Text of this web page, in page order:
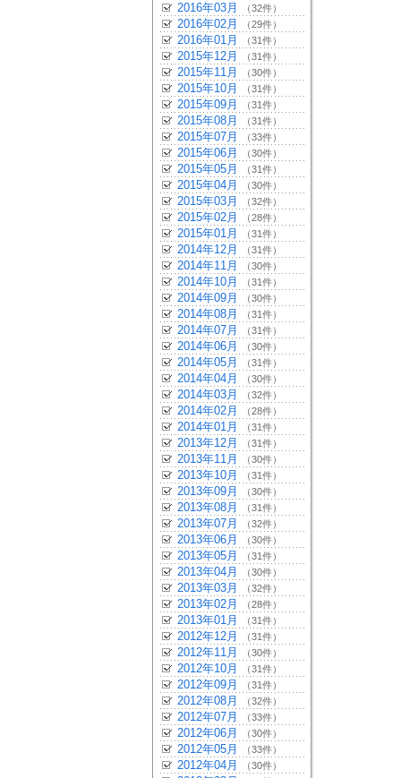
2016年03月 （32件）
2016年02月 （29件）
2016年01月 （31件）
2015年12月 （31件）
2015年11月 （30件）
2015年10月 （31件）
2015年09月 （31件）
2015年08月 （31件）
2015年07月 （33件）
2015年06月 （30件）
2015年05月 （31件）
2015年04月 （30件）
2015年03月 （32件）
2015年02月 （28件）
2015年01月 （31件）
2014年12月 （31件）
2014年11月 （30件）
2014年10月 （31件）
2014年09月 （30件）
2014年08月 （31件）
2014年07月 （31件）
2014年06月 （30件）
2014年05月 （31件）
2014年04月 （30件）
2014年03月 （32件）
2014年02月 （28件）
2014年01月 （31件）
2013年12月 （31件）
2013年11月 （30件）
2013年10月 （31件）
2013年09月 （30件）
2013年08月 （31件）
2013年07月 （32件）
2013年06月 （30件）
2013年05月 （31件）
2013年04月 （30件）
2013年03月 （32件）
2013年02月 （28件）
2013年01月 （31件）
2012年12月 （31件）
2012年11月 （30件）
2012年10月 （31件）
2012年09月 （31件）
2012年08月 （32件）
2012年07月 （33件）
2012年06月 （30件）
2012年05月 （33件）
2012年04月 （30件）